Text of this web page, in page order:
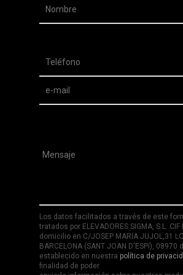
Los datos facilitados a través de este
tratados por ELEVADORES SIGMA, S.L.
domicilio en C/JOSEP MARIA JUJOL,31
BARCELONA (SANT JOAN D'ESPí), 08970
establecido en nuestra política de
finalidad de poder